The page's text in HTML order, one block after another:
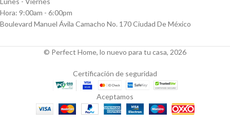
Hora: 9:00am - 6:00pm
Boulevard Manuel Ávila Camacho No. 170 Ciudad De México
© Perfect Home, lo nuevo para tu casa, 2026
Certificación de seguridad
Aceptamos